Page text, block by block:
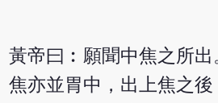
黃帝曰︰願聞中焦之所
焦亦並胃中，出上焦之後